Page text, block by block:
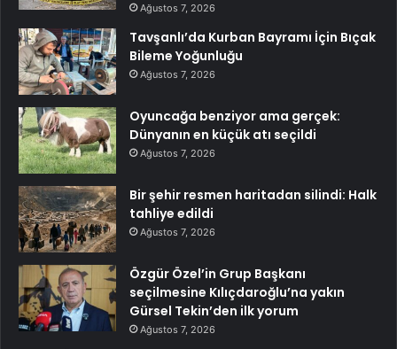
Ağustos 7, 2026
Tavşanlı’da Kurban Bayramı İçin Bıçak
Bileme Yoğunluğu
Ağustos 7, 2026
Oyuncağa benziyor ama gerçek:
Dünyanın en küçük atı seçildi
Ağustos 7, 2026
Bir şehir resmen haritadan silindi: Halk
tahliye edildi
Ağustos 7, 2026
Özgür Özel’in Grup Başkanı
seçilmesine Kılıçdaroğlu’na yakın
Gürsel Tekin’den ilk yorum
Ağustos 7, 2026